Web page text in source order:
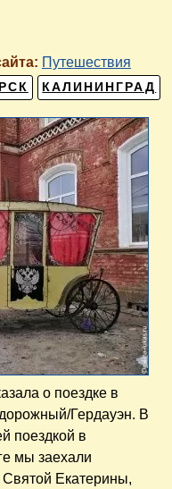
Путешествия
КАЛИНИНГРАД
о поездке в
Гердауэн. В
поездкой в
мы заехали
Святой Екатерины,